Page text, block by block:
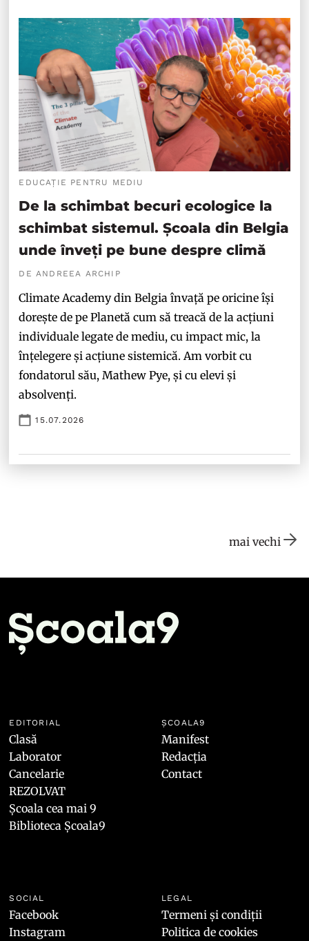
EDUCAȚIE PENTRU MEDIU
De la schimbat becuri ecologice la
schimbat sistemul. Școala din Belgia
unde înveți pe bune despre climă
DE ANDREEA ARCHIP
Climate Academy din Belgia învață pe oricine își
dorește de pe Planetă cum să treacă de la acțiuni
individuale legate de mediu, cu impact mic, la
înțelegere și acțiune sistemică. Am vorbit cu
fondatorul său, Mathew Pye, și cu elevi și
absolvenți.
15.07.2026
mai vechi
EDITORIAL
Clasă
Laborator
Cancelarie
REZOLVAT
Școala cea mai 9
Biblioteca Școala9
ȘCOALA9
Manifest
Redacția
Contact
SOCIAL
Facebook
Instagram
LEGAL
Termeni și condiții
Politica de cookies